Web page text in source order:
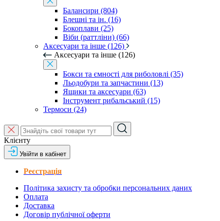
Балансири (804)
Блешні та ін. (16)
Бокоплави (25)
Віби (раттліни) (66)
Аксесуари та інше (126)
Аксесуари та інше (126)
Бокси та ємності для риболовлі (35)
Льодобури та запчастини (13)
Ящики та аксесуари (63)
Інструмент рибальський (15)
Термоси (24)
Клієнту
Увійти в кабінет
Реєстрація
Політика захисту та обробки персональних даних
Оплата
Доставка
Договір публічної оферти